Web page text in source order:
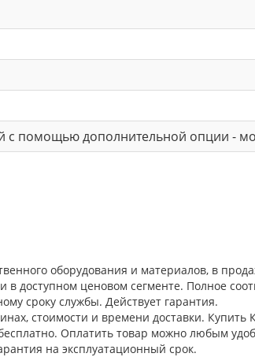
с помощью дополнительной опции -
оборудования и материалов, в
в доступном ценовом сегменте. Полное
сроку службы. Действует гарантия.
стоимости и времени доставки.
Оплатить товар можно любым
на эксплуатационный срок.